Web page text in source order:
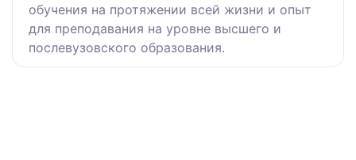
обучения на протяжении всей жизни и опыт
для преподавания на уровне высшего и
послевузовского образования.